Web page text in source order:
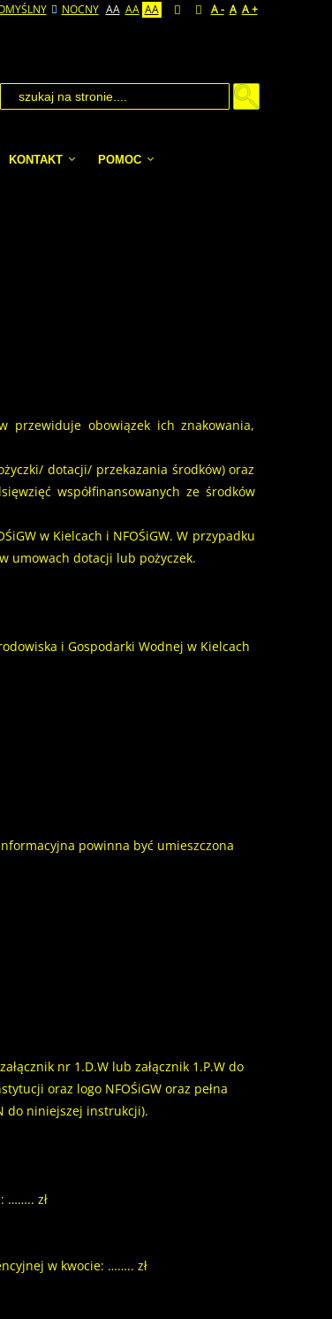
NOCNY AA AA AA A - A A +
KONTAKT POMOC
przewiduje obowiązek ich znakowania,
dotacji/ przekazania środków) oraz
współfinansowanych ze środków
w Kielcach i NFOŚiGW. W przypadku
umowach dotacji lub pożyczek.
i Gospodarki Wodnej w Kielcach
powinna być umieszczona
nr 1.D.W lub załącznik 1.P.W do
oraz logo NFOŚiGW oraz pełna
do niniejszej instrukcji).
…….. zł
w kwocie: …….. zł